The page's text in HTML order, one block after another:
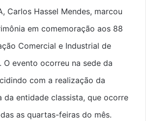
Carlos Hassel Mendes, marcou
em comemoração aos 88
Comercial e Industrial de
O evento ocorreu na sede da
com a realização da
da entidade classista, que ocorre
as quartas-feiras do mês.